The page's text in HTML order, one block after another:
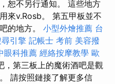
恕不另行通知。 這些地方
來v.Rosb。 第五甲板並不
的地方。 小型外燴推薦 台
引擎 記帳士 考前 美容撥
眼科推薦 經絡按摩教學 歐
，第三板上的魔術酒吧是觀
請按照鏈接了解更多信